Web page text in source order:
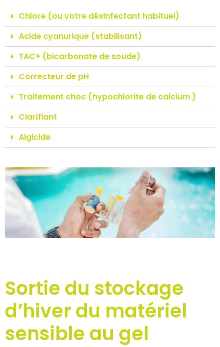
Chlore (ou votre désinfectant habituel)
Acide cyanurique (stabilisant)
TAC+ (bicarbonate de soude)
Correcteur de pH
Traitement choc (hypochlorite de calcium )
Clarifiant
Algicide
Sortie du stockage
d’hiver du matériel
sensible au gel